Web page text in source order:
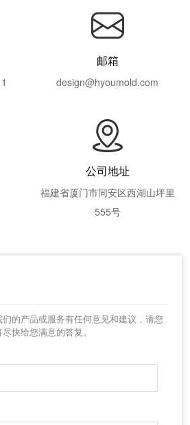
邮箱
design@hyoumold.com
公司地址
福建省厦门市同安区西湖山坪里
555号
的产品或服务有任何意见和建议，请您
快给您满意的答复。